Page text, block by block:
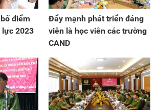
điểm
lực 2023
Đẩy mạnh phát triển đảng
viên là học viên các trường
CAND